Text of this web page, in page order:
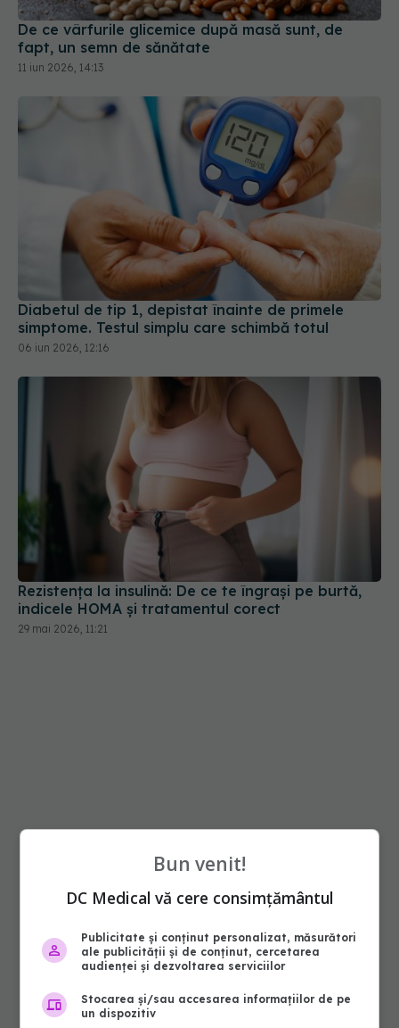
De ce vârfurile glicemice după masă sunt, de
fapt, un semn de sănătate
11 iun 2026, 14:13
Diabetul de tip 1, depistat înainte de primele
simptome. Testul simplu care schimbă totul
06 iun 2026, 12:16
Rezistența la insulină: De ce te îngrași pe burtă,
indicele HOMA și tratamentul corect
29 mai 2026, 11:21
Bun venit!
DC Medical vă cere consimțământul
Publicitate și conținut personalizat, măsurători
ale publicității și de conținut, cercetarea
audienței și dezvoltarea serviciilor
Stocarea și/sau accesarea informațiilor de pe
un dispozitiv